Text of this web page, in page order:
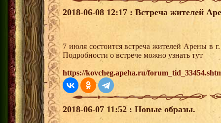
2018-06-08 12:17 : Встреча жителей
7 июля состоится встреча жителей Арены
Подробности о встрече можно узнать тут
https://kovcheg.apeha.ru/
2018-06-07 11:52 : Новые образы.